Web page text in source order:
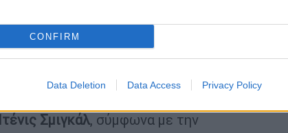
CONFIRM
Data Deletion Data Access Privacy Policy
δημοσιοποιηθεί το Φεβρουάριο του 2023
σε 392 δισεκατομμύρια ευρώ
Ουκρανίας όσον αφορά την ανοικοδόμηση
επιθέσεων της Ρωσίας»,
Σμιγκάλ, σύμφωνα με την